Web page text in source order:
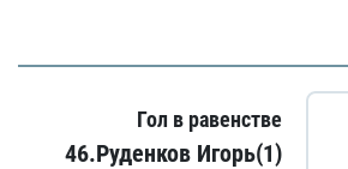
Гол в равенстве
46.Руденков Игорь(1)